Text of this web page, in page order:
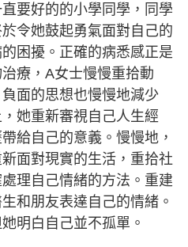
要好的的小學同學，同學
令她鼓起勇氣面對自己的
困擾。正確的病悉感正是
療，A女士慢慢重拾動
面的思想也慢慢地減少
她重新審視自己人生經
給自己的意義。慢慢地，
面對現實的生活，重拾社
理自己情緒的方法。重建
和朋友表達自己的情緒。
明白自己並不孤單。